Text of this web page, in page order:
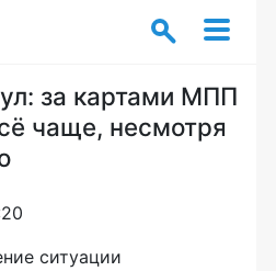
за картами МПП
чаще, несмотря
ситуации